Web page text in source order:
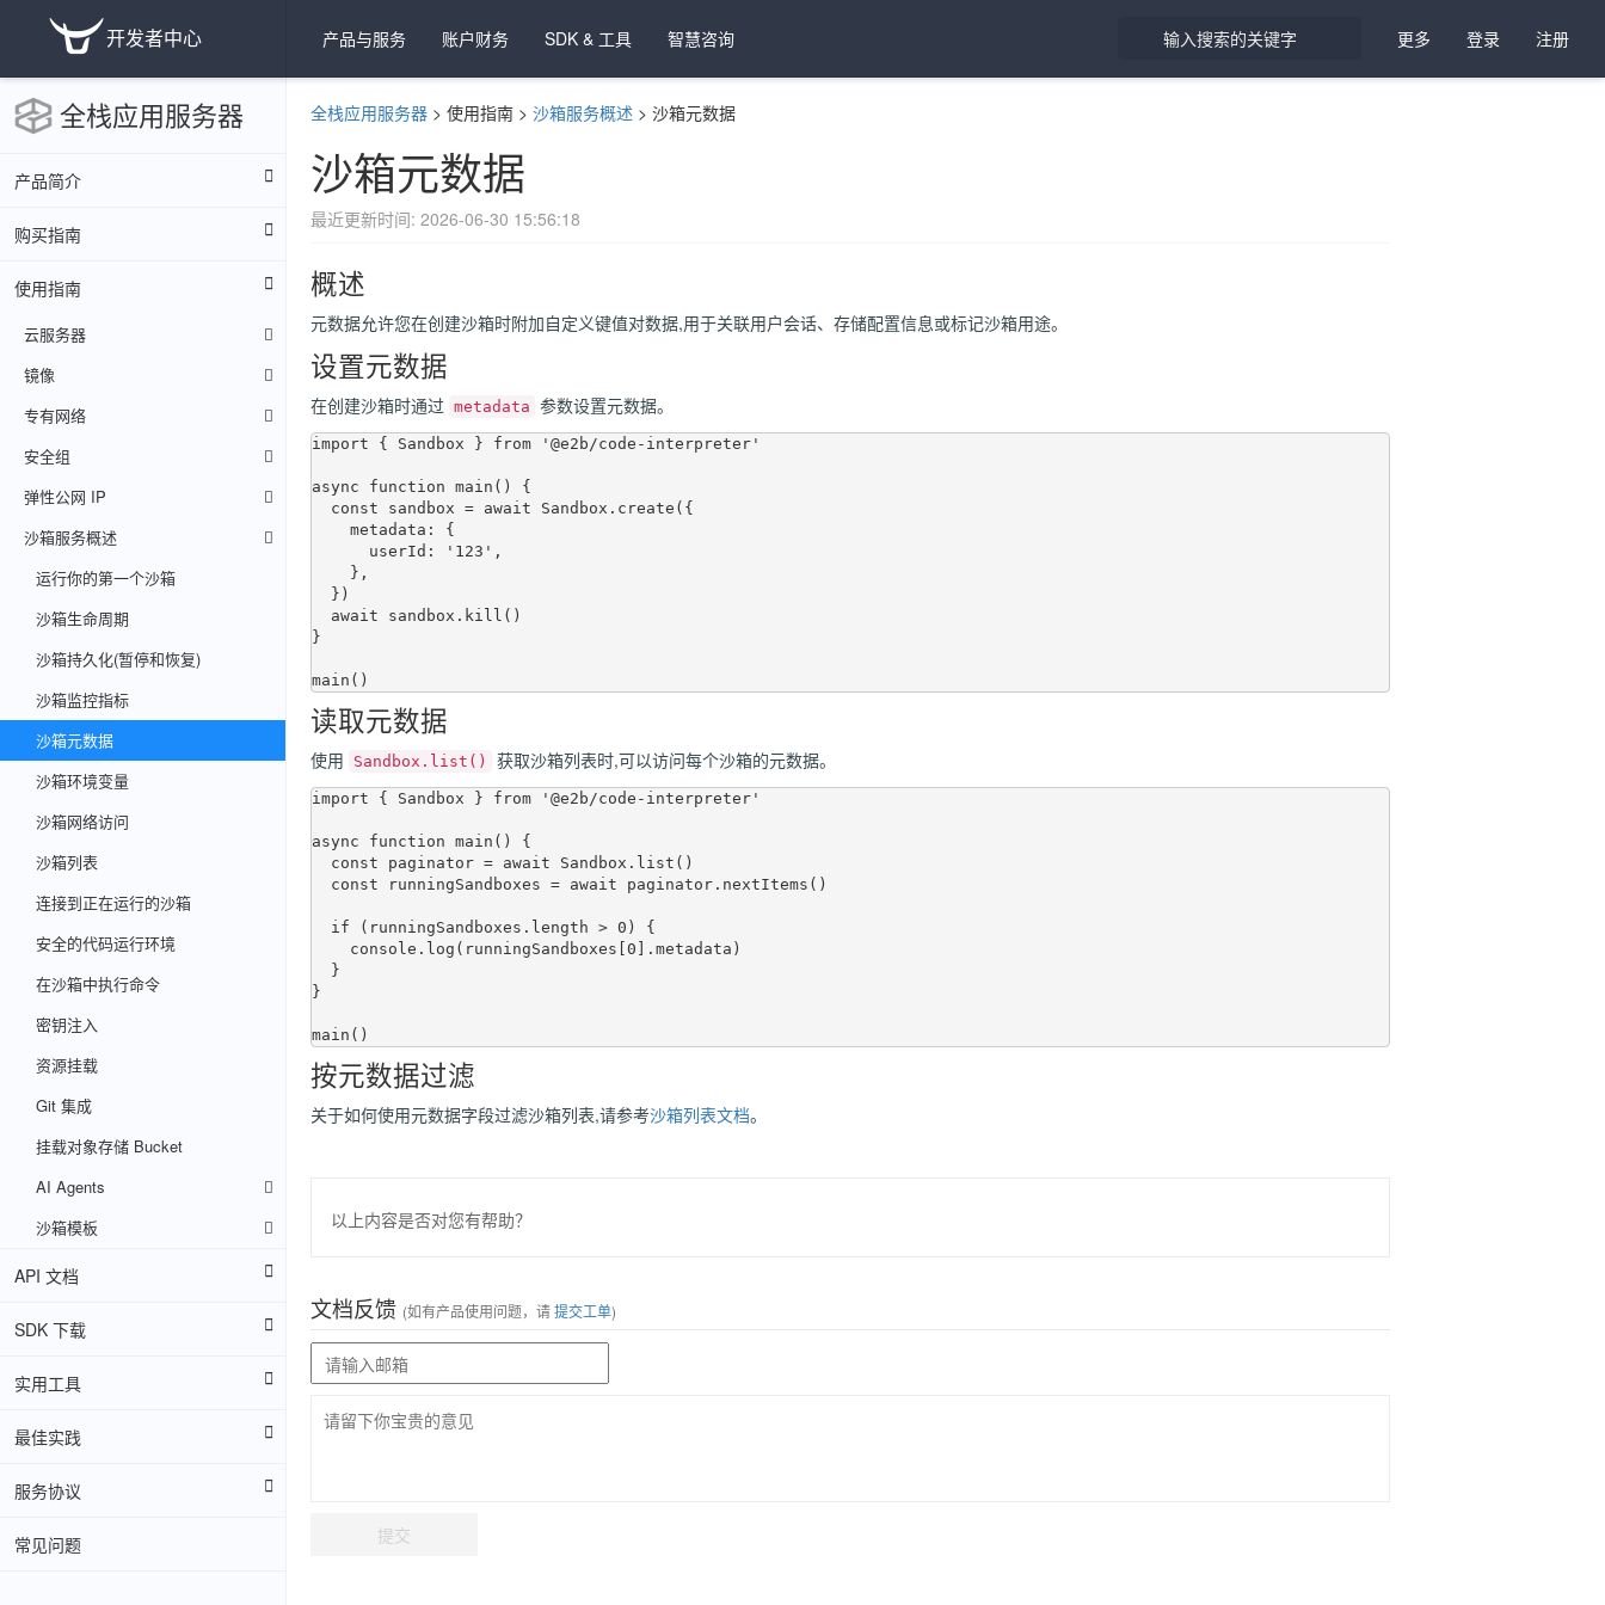
开发者中心 产品与服务 账户财务 SDK & 工具 智慧咨询 更多 登录 注册
全栈应用服务器
产品简介
购买指南
使用指南
云服务器
镜像
专有网络
安全组
弹性公网 IP
沙箱服务概述
运行你的第一个沙箱
沙箱生命周期
沙箱持久化(暂停和恢复)
沙箱监控指标
沙箱元数据
沙箱环境变量
沙箱网络访问
沙箱列表
连接到正在运行的沙箱
安全的代码运行环境
在沙箱中执行命令
密钥注入
资源挂载
Git 集成
挂载对象存储 Bucket
AI Agents
沙箱模板
API 文档
SDK 下载
实用工具
最佳实践
服务协议
常见问题
全栈应用服务器 > 使用指南 > 沙箱服务概述 > 沙箱元数据
沙箱元数据
最近更新时间: 2026-06-30 15:56:18
概述
元数据允许您在创建沙箱时附加自定义键值对数据,用于关联用户会话、存储配置信息或标记沙箱用途。
设置元数据
在创建沙箱时通过 metadata 参数设置元数据。
import { Sandbox } from '@e2b/code-interpreter'
async function main() {
}
读取元数据
使用 Sandbox.list() 获取沙箱列表时,可以访问每个沙箱的元数据。
import { Sandbox } from '@e2b/code-interpreter'
async function main() {
}
按元数据过滤
关于如何使用元数据字段过滤沙箱列表,请参考沙箱列表文档。
以上内容是否对您有帮助？
文档反馈 (如有产品使用问题，请提交工单)
提交